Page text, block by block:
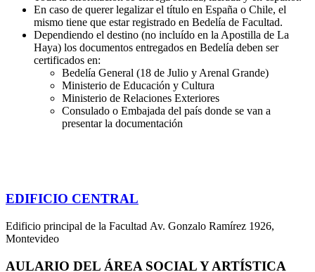
En caso de querer legalizar el título en España o Chile, el
mismo tiene que estar registrado en Bedelía de Facultad.
Dependiendo el destino (no incluído en la Apostilla de La
Haya) los documentos entregados en Bedelía deben ser
certificados en:
Bedelía General (18 de Julio y Arenal Grande)
Ministerio de Educación y Cultura
Ministerio de Relaciones Exteriores
Consulado o Embajada del país donde se van a
presentar la documentación
EDIFICIO CENTRAL
Edificio principal de la Facultad Av. Gonzalo Ramírez 1926,
Montevideo
AULARIO DEL ÁREA SOCIAL Y ARTÍSTICA